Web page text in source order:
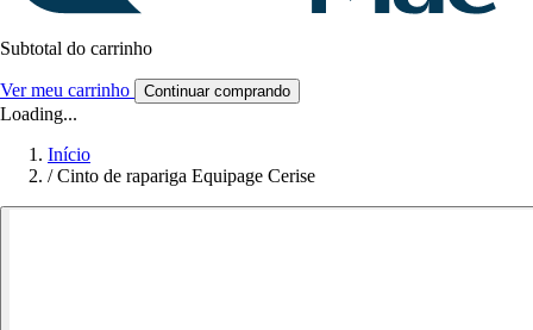
Subtotal do carrinho
Ver meu carrinho Continuar comprando
Loading...
Início
/ Cinto de rapariga Equipage Cerise